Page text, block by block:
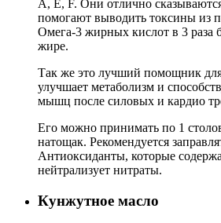
A, E, F. Они отлично
помогают выводить токсины из
Омега-3 жирных кислот в 3 раза
жире.
Так же это лучший помощник
улучшает метаболизм и
мышц после силовых и кардио
Его можно принимать по 1
натощак. Рекомендуется
Антиоксиданты, которые
нейтрализует нитраты.
Кунжутное масло